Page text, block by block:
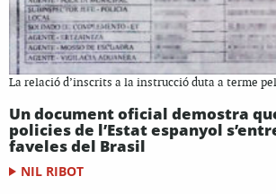
La relació d’inscrits a la instrucció duta a terme
Un document oficial demostra
policies de l’Estat espanyol
faveles del Brasil
NIL RIBOT